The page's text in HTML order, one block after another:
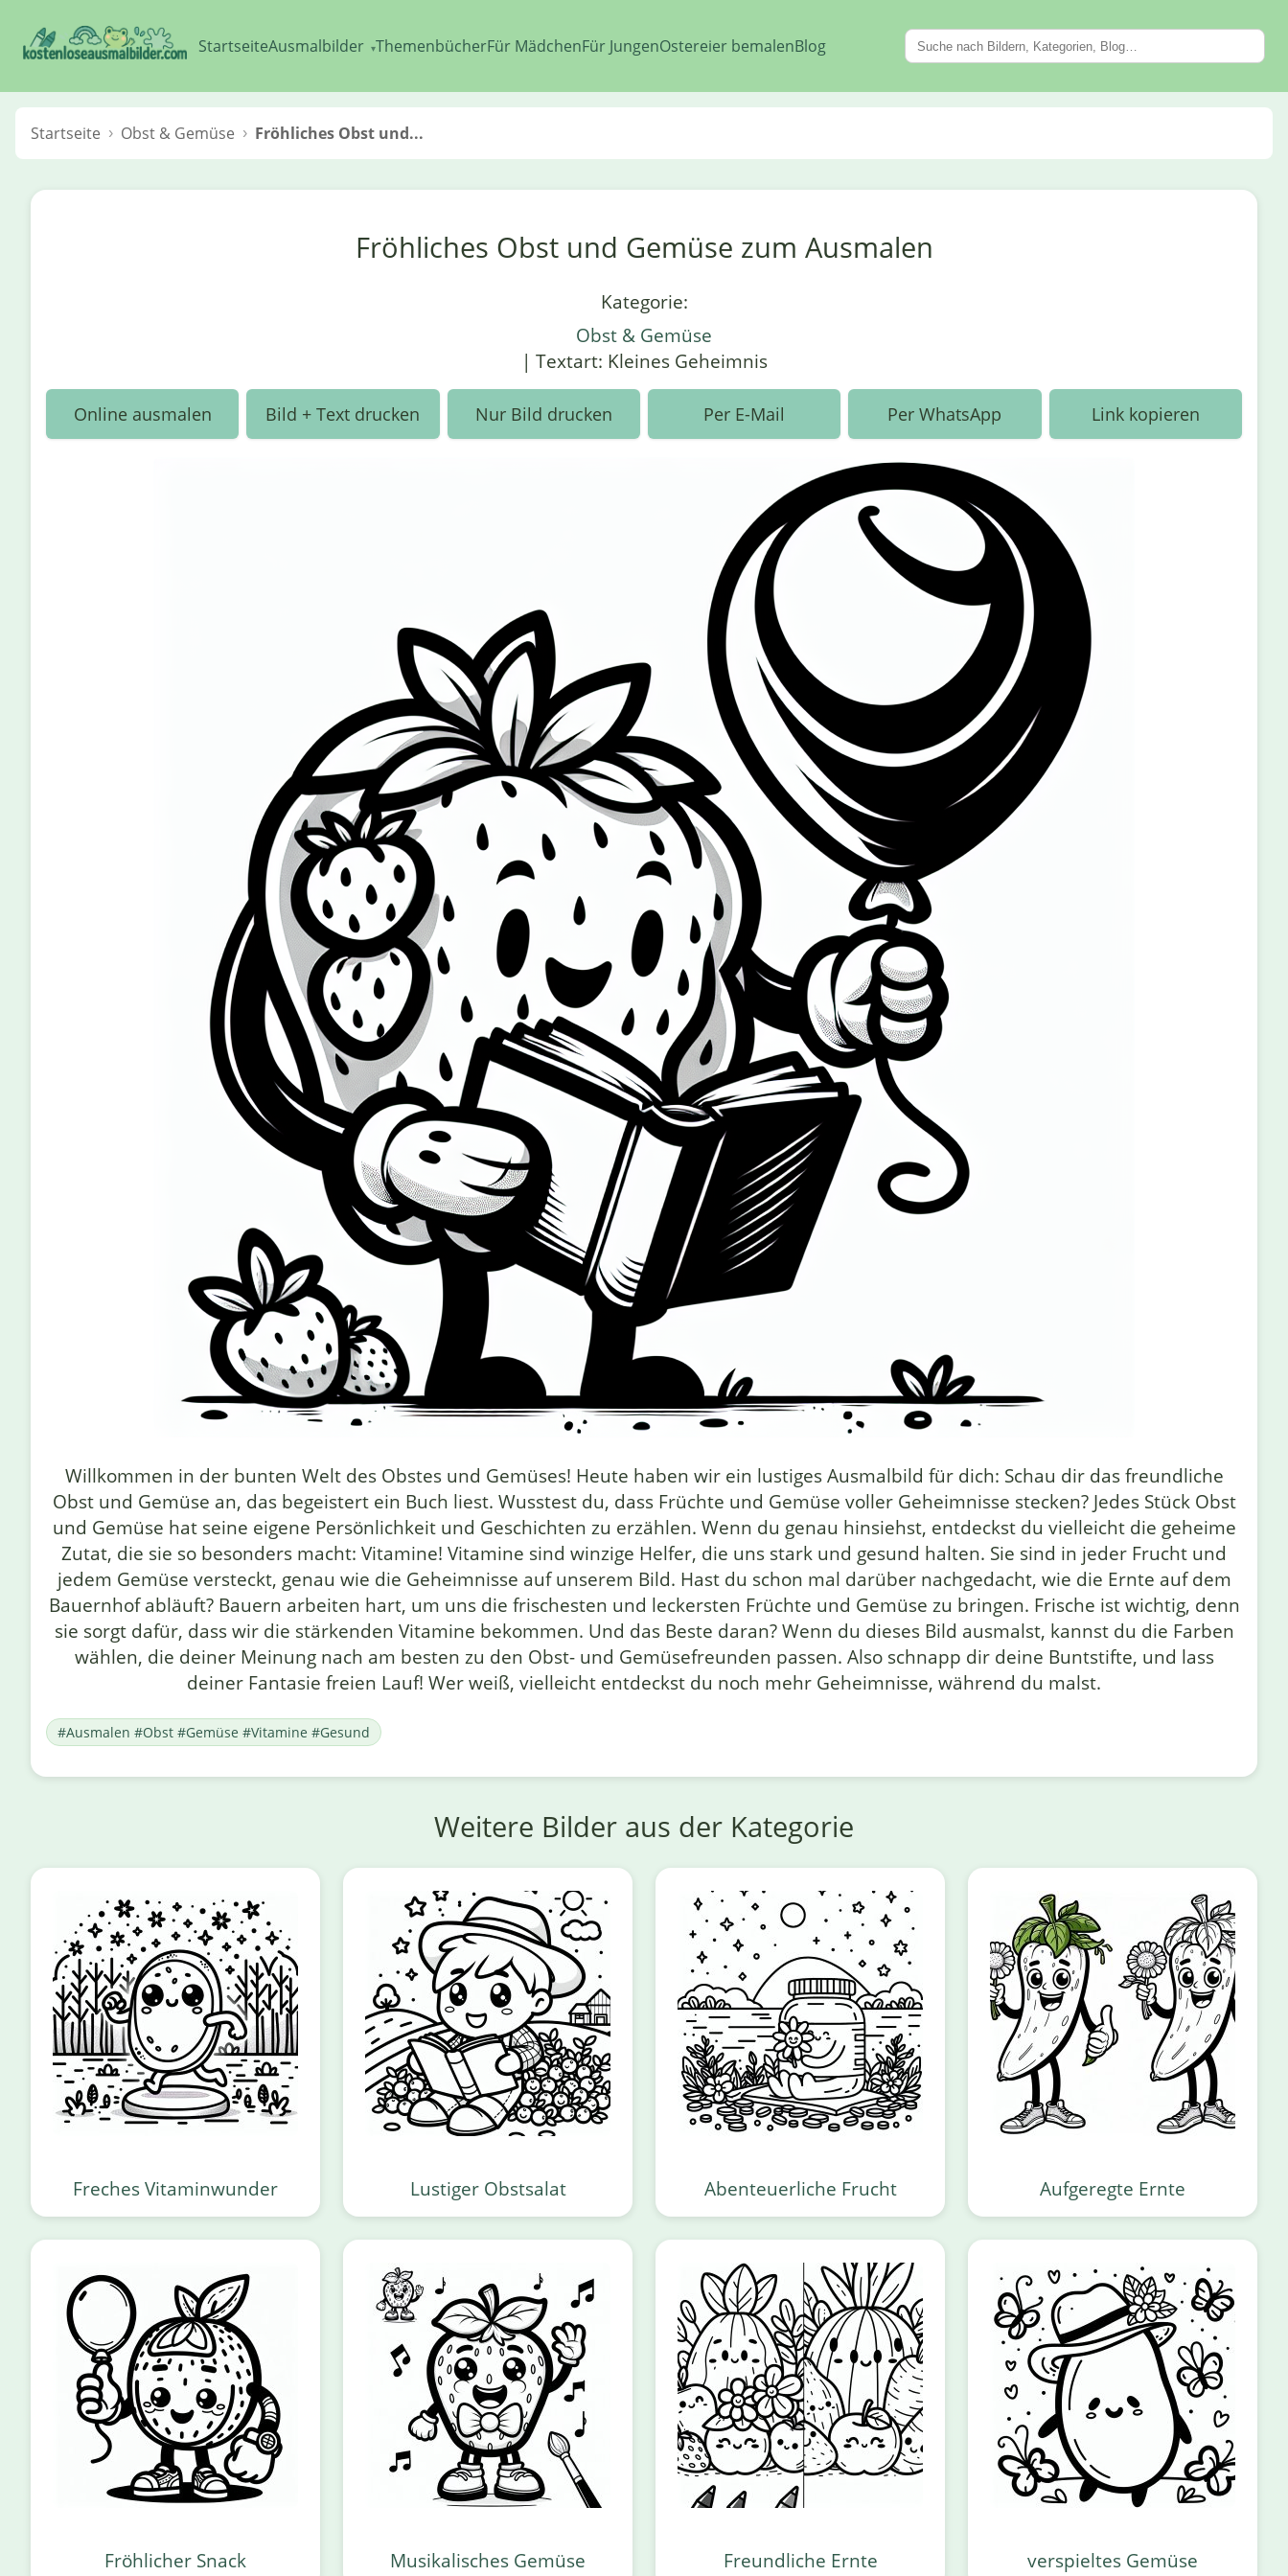
StartseiteAusmalbilder ▾ThemenbücherFür MädchenFür JungenOstereier bemalenBlog
Startseite Obst & Gemüse Fröhliches Obst und...
Fröhliches Obst und Gemüse zum Ausmalen
Kategorie:
Obst & Gemüse
| Textart: Kleines Geheimnis
Online ausmalen Bild + Text drucken Nur Bild drucken Per E-Mail Per WhatsApp Link kopieren
Willkommen in der bunten Welt des Obstes und Gemüses! Heute haben wir ein lustiges Ausmalbild für dich: Schau dir das freundliche
Obst und Gemüse an, das begeistert ein Buch liest. Wusstest du, dass Früchte und Gemüse voller Geheimnisse stecken? Jedes Stück Obst
und Gemüse hat seine eigene Persönlichkeit und Geschichten zu erzählen. Wenn du genau hinsiehst, entdeckst du vielleicht die geheime
Zutat, die sie so besonders macht: Vitamine! Vitamine sind winzige Helfer, die uns stark und gesund halten. Sie sind in jeder Frucht und
jedem Gemüse versteckt, genau wie die Geheimnisse auf unserem Bild. Hast du schon mal darüber nachgedacht, wie die Ernte auf dem
Bauernhof abläuft? Bauern arbeiten hart, um uns die frischesten und leckersten Früchte und Gemüse zu bringen. Frische ist wichtig, denn
sie sorgt dafür, dass wir die stärkenden Vitamine bekommen. Und das Beste daran? Wenn du dieses Bild ausmalst, kannst du die Farben
wählen, die deiner Meinung nach am besten zu den Obst- und Gemüsefreunden passen. Also schnapp dir deine Buntstifte, und lass
deiner Fantasie freien Lauf! Wer weiß, vielleicht entdeckst du noch mehr Geheimnisse, während du malst.
#Ausmalen #Obst #Gemüse #Vitamine #Gesund
Weitere Bilder aus der Kategorie
Freches Vitaminwunder Lustiger Obstsalat Abenteuerliche Frucht Aufgeregte Ernte
Fröhlicher Snack Musikalisches Gemüse Freundliche Ernte verspieltes Gemüse